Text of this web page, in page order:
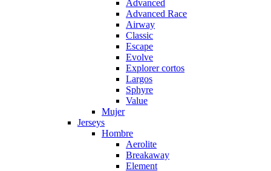
Advanced
Advanced Race
Airway
Classic
Escape
Evolve
Explorer cortos
Largos
Sphyre
Value
Mujer
Jerseys
Hombre
Aerolite
Breakaway
Element